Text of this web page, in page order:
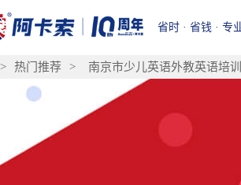
省时 · 省钱 · 专
> 热门推荐 > 南京市少儿英语外教英语培训